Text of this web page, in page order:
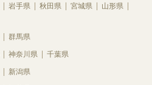
岩手県 秋田県 宮城県
山形県
群馬県
神奈川県 千葉県
新潟県